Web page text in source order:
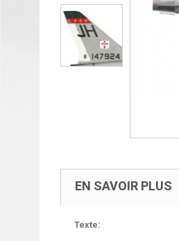
EN SAVOIR PLUS
Texte: